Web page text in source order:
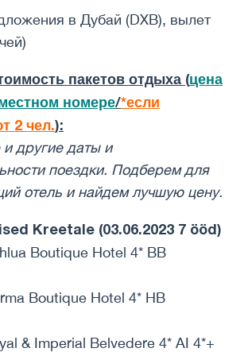
в Дубай (DXB), вылет
пакетов отдыха (цена
номере/*если
2 чел.):
другие даты и
поездки. Подберем для
отель и найдем лучшую цену.
Kreetale (03.06.2023 7 ööd)
Boutique Hotel 4* BB
Boutique Hotel 4* HB
& Imperial Belvedere 4* AI 4*+